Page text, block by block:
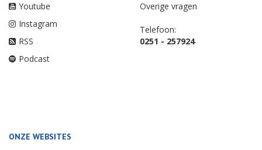
Youtube
Instagram
RSS
Podcast
Overige vragen
Telefoon:
0251 - 257924
ONZE WEBSITES